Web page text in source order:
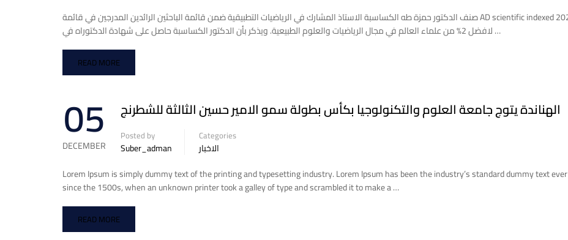
صنف الدكتور حمزة طه الكساسبة الاستاذ المشارك في الرياضيات التطبيقية ضمن قائمة الباحثين الرائدين المدرجين في قائمة AD scientific indexed 2023
لافضل 2% من علماء العالم في مجال الرياضيات والعلوم الطبيعية. ويذكر بأن الدكتور الكساسبة حاصل على شهادة الدكتوراه في …
READ MORE
05
DECEMBER
الهناندة يتوج جامعة العلوم والتكنولوجيا بكأس بطولة سمو الامير حسين الثالثة للشطرنج
Posted by
Suber_adman
Categories
الاخبار
Lorem Ipsum is simply dummy text of the printing and typesetting industry. Lorem Ipsum has been the industry’s standard dummy text ever
since the 1500s, when an unknown printer took a galley of type and scrambled it to make a …
READ MORE